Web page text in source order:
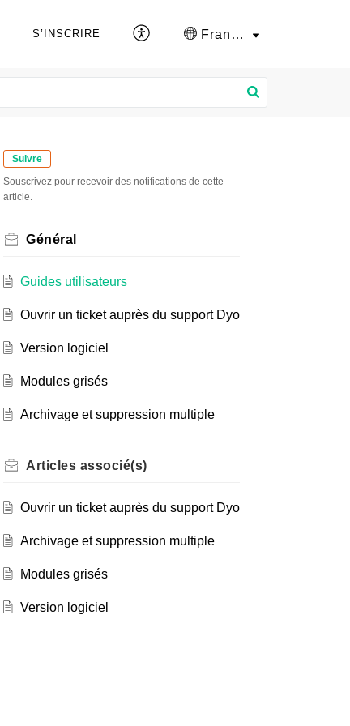
S’INSCRIRE Français (France)
Suivre
Souscrivez pour recevoir des notifications de cette
article.
Général
Guides utilisateurs
Ouvrir un ticket auprès du support Dyo
Version logiciel
Modules grisés
Archivage et suppression multiple
Articles associé(s)
Ouvrir un ticket auprès du support Dyo
Archivage et suppression multiple
Modules grisés
Version logiciel